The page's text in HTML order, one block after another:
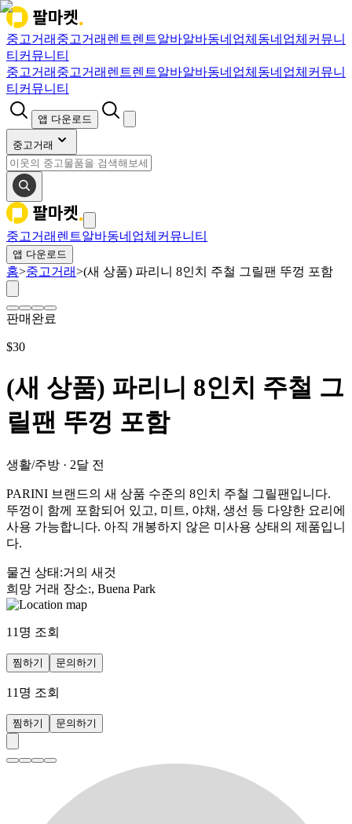
중고거래 중고거래 렌트렌트알바알바동네업체 동네업체 커뮤니
티 커뮤니티
중고거래 중고거래 렌트렌트알바알바동네업체 동네업체 커뮤니
티 커뮤니티
앱 다운로드
중고거래
중고거래 렌트알바동네업체 커뮤니티
앱 다운로드
홈>중고거래>(새 상품) 파리니 8인치 주철 그릴팬 뚜껑 포함
판매완료
$30
(새 상품) 파리니 8인치 주철 그
릴팬 뚜껑 포함
생활/주방 · 2달 전
PARINI 브랜드의 새 상품 수준의 8인치 주철 그릴팬입니다.
뚜껑이 함께 포함되어 있고, 미트, 야채, 생선 등 다양한 요리에
사용 가능합니다. 아직 개봉하지 않은 미사용 상태의 제품입니
다.
물건 상태 :거의 새것
희망 거래 장소:, Buena Park
11 명 조회
찜하기 문의하기
11 명 조회
찜하기 문의하기